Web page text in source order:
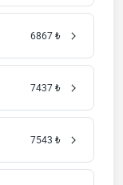
6867 ₺
7437 ₺
7543 ₺